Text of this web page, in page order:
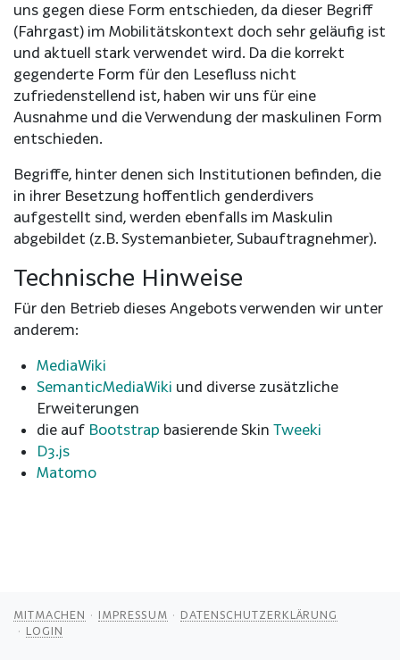
uns gegen diese Form entschieden, da dieser Begriff
(Fahrgast) im Mobilitätskontext doch sehr geläufig ist
und aktuell stark verwendet wird. Da die korrekt
gegenderte Form für den Lesefluss nicht
zufriedenstellend ist, haben wir uns für eine
Ausnahme und die Verwendung der maskulinen Form
entschieden.
Begriffe, hinter denen sich Institutionen befinden, die
in ihrer Besetzung hoffentlich genderdivers
aufgestellt sind, werden ebenfalls im Maskulin
abgebildet (z.B. Systemanbieter, Subauftragnehmer).
Technische Hinweise
Für den Betrieb dieses Angebots verwenden wir unter
anderem:
MediaWiki
SemanticMediaWiki und diverse zusätzliche
Erweiterungen
die auf Bootstrap basierende Skin Tweeki
D3.js
Matomo
MITMACHEN IMPRESSUM
DATENSCHUTZERKLÄRUNG
LOGIN